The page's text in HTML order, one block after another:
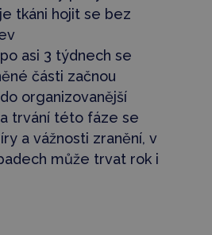
tkáni hojit se bez
asi 3 týdnech se
části začnou
organizovanější
trvání této fáze se
a vážnosti zranění, v
může trvat rok i